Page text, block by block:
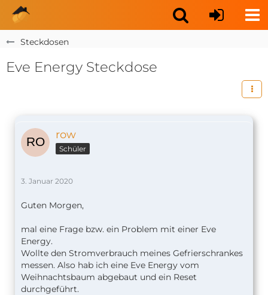
Steckdosen
Eve Energy Steckdose
row
Schüler
3. Januar 2020
Guten Morgen,
mal eine Frage bzw. ein Problem mit einer Eve
Energy.
Wollte den Stromverbrauch meines Gefrierschrankes
messen. Also hab ich eine Eve Energy vom
Weihnachtsbaum abgebaut und ein Reset
durchgeführt.